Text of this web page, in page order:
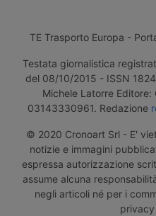
TE Trasporto Europa -
Testata giornalistica
del 08/10/2015 - ISSN
Michele Latorre Editore:
03143330961. Redazione
© 2020 Cronoart Srl - E'
notizie e immagini
espressa autorizzazione
assume alcuna
negli articoli né per i